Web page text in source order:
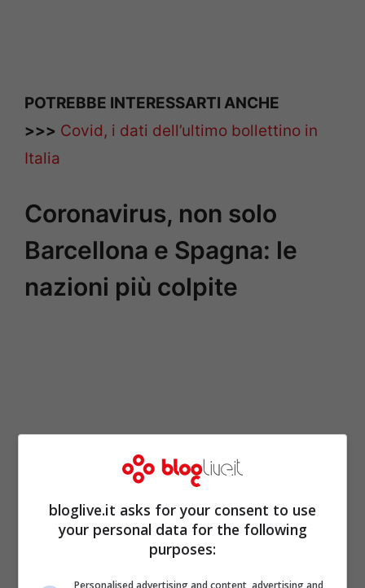
POTREBBE INTERESSARTI ANCHE
>>> Covid, i dati dell’ultimo bollettino in
Italia
Coronavirus, non solo
Barcellona e Spagna: le
nazioni più colpite
bloglive.it asks for your consent to use
your personal data for the following
purposes:
Personalised advertising and content, advertising and